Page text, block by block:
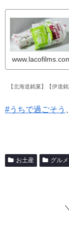
【北海道銘菓】【伊達
#うちで過ごそう
お土産 グルメ